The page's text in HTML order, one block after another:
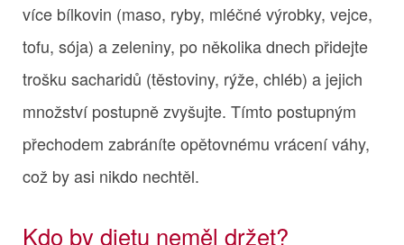
více bílkovin (maso, ryby, mléčné výrobky, vejce,
tofu, sója) a zeleniny, po několika dnech přidejte
trošku sacharidů (těstoviny, rýže, chléb) a jejich
množství postupně zvyšujte. Tímto postupným
přechodem zabráníte opětovnému vrácení váhy,
což by asi nikdo nechtěl.
Kdo by dietu neměl držet?